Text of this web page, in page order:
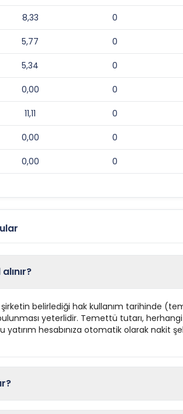
8,33 0
5,77 0
5,34 0
0,00 0
11,11 0
0,00 0
0,00 0
belirlediği hak kullanım tarihinde
yeterlidir. Temettü tutarı,
hesabınıza otomatik olarak nakit